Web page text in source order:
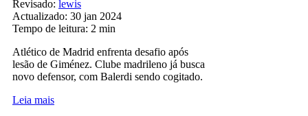
Revisado: lewis
Actualizado: 30 jan 2024
Tempo de leitura: 2 min
Atlético de Madrid enfrenta desafio após
lesão de Giménez. Clube madrileno já busca
novo defensor, com Balerdi sendo cogitado.
Leia mais